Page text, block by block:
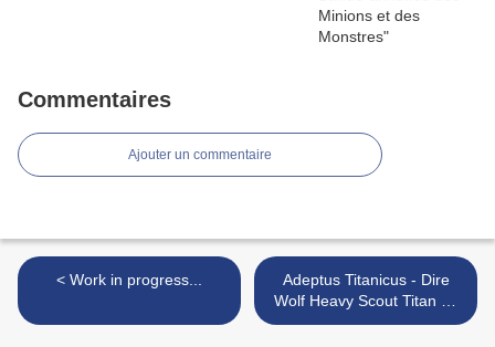
Commentaires
Ajouter un commentaire
< Work in progress...
Adeptus Titanicus - Dire
Wolf Heavy Scout Titan ou
la montée en puissance de